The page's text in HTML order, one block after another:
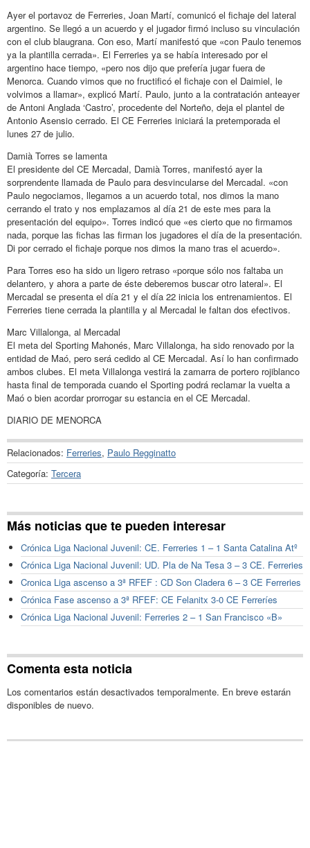
Ayer el portavoz de Ferreries, Joan Martí, comunicó el fichaje del lateral
argentino. Se llegó a un acuerdo y el jugador firmó incluso su vinculación
con el club blaugrana. Con eso, Martí manifestó que «con Paulo tenemos
ya la plantilla cerrada». El Ferreries ya se había interesado por el
argentino hace tiempo, «pero nos dijo que prefería jugar fuera de
Menorca. Cuando vimos que no fructificó el fichaje con el Daimiel, le
volvimos a llamar», explicó Martí. Paulo, junto a la contratación anteayer
de Antoni Anglada ‘Castro’, procedente del Norteño, deja el plantel de
Antonio Asensio cerrado. El CE Ferreries iniciará la pretemporada el
lunes 27 de julio.
Damià Torres se lamenta
El presidente del CE Mercadal, Damià Torres, manifestó ayer la
sorprendente llamada de Paulo para desvincularse del Mercadal. «con
Paulo negociamos, llegamos a un acuerdo total, nos dimos la mano
cerrando el trato y nos emplazamos al día 21 de este mes para la
presentación del equipo». Torres indicó que «es cierto que no firmamos
nada, porque las fichas las firman los jugadores el día de la presentación.
Di por cerrado el fichaje porque nos dimos la mano tras el acuerdo».
Para Torres eso ha sido un ligero retraso «porque sólo nos faltaba un
delantero, y ahora a parte de éste deberemos buscar otro lateral». El
Mercadal se presenta el día 21 y el día 22 inicia los entrenamientos. El
Ferreries tiene cerrada la plantilla y al Mercadal le faltan dos efectivos.
Marc Villalonga, al Mercadal
El meta del Sporting Mahonés, Marc Villalonga, ha sido renovado por la
entidad de Maó, pero será cedido al CE Mercadal. Así lo han confirmado
ambos clubes. El meta Villalonga vestirá la zamarra de portero rojiblanco
hasta final de temporada cuando el Sporting podrá reclamar la vuelta a
Maó o bien acordar prorrogar su estancia en el CE Mercadal.
DIARIO DE MENORCA
Relacionados: Ferreries, Paulo Regginatto
Categoría: Tercera
Más noticias que te pueden interesar
Crónica Liga Nacional Juvenil: CE. Ferreries 1 – 1 Santa Catalina Atº
Crónica Liga Nacional Juvenil: UD. Pla de Na Tesa 3 – 3 CE. Ferreries
Cronica Liga ascenso a 3ª RFEF : CD Son Cladera 6 – 3 CE Ferreries
Crónica Fase ascenso a 3ª RFEF: CE Felanitx 3-0 CE Ferreríes
Crónica Liga Nacional Juvenil: Ferreries 2 – 1 San Francisco «B»
Comenta esta noticia
Los comentarios están desactivados temporalmente. En breve estarán
disponibles de nuevo.